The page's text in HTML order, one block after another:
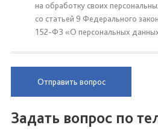
на обработку своих
со статьей 9 Федерального
152-ФЗ «О персональных
Отправить вопрос
Задать вопрос по